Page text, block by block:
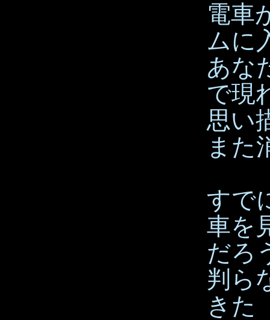
電車
ムに
あな
で現
思い
また
すで
車を
だろ
判ら
きた